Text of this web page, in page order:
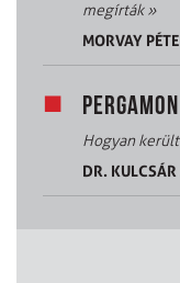
megírták»
MORVAY
Hogyan
DR. KULCSÁR